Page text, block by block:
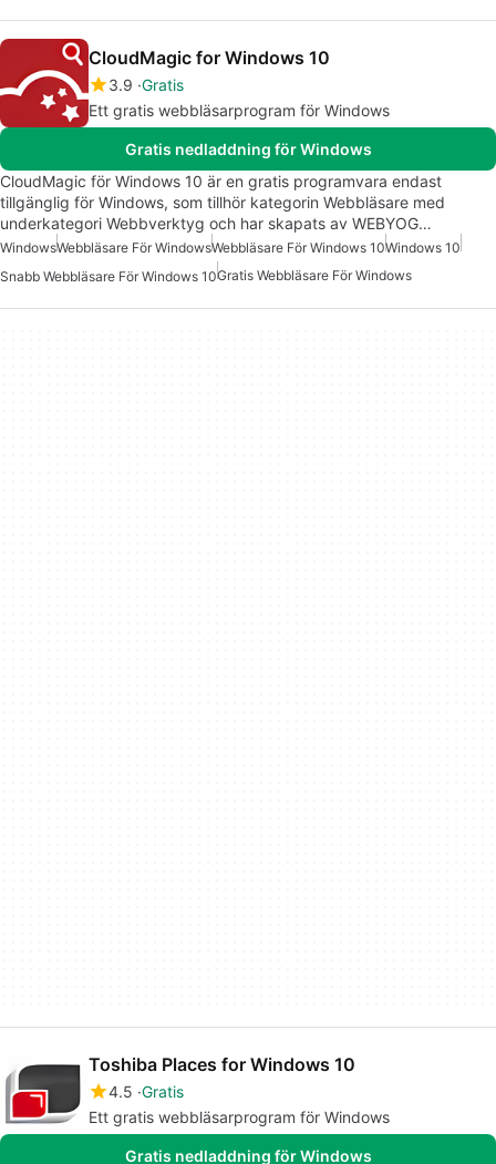
CloudMagic for Windows 10
3.9 Gratis
Ett gratis webbläsarprogram för Windows
Gratis nedladdning för Windows
CloudMagic för Windows 10 är en gratis programvara endast
tillgänglig för Windows, som tillhör kategorin Webbläsare med
underkategori Webbverktyg och har skapats av WEBYOG…
WindowsWebbläsare För WindowsWebbläsare För Windows 10Windows 10
Snabb Webbläsare För Windows 10Gratis Webbläsare För Windows
Toshiba Places for Windows 10
4.5 Gratis
Ett gratis webbläsarprogram för Windows
Gratis nedladdning för Windows